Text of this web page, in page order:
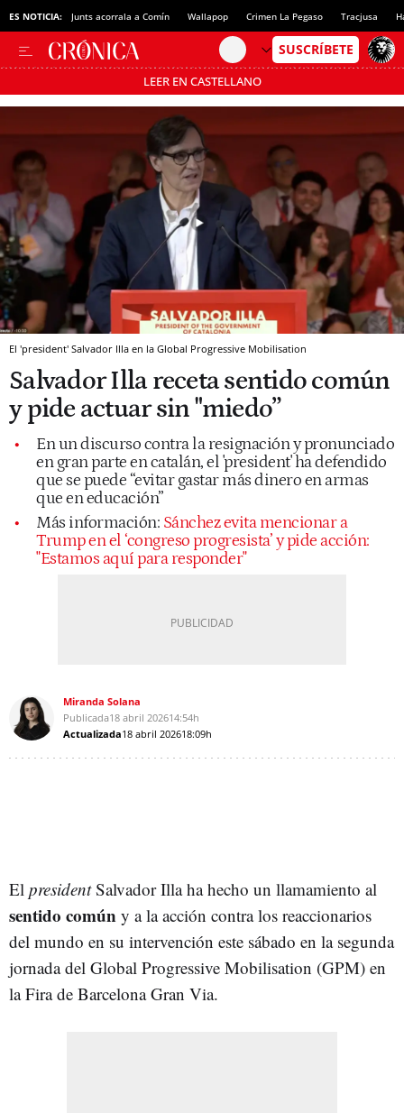
ES NOTICIA: Junts acorrala a Comín Wallapop Crimen La Pegaso Tracjusa
LEER EN CASTELLANO
Pásate al MODO AHORRO
El 'president' Salvador Illa en la Global Progressive Mobilisation
Salvador Illa receta sentido común
y pide actuar sin "miedo”
En un discurso contra la resignación y pronunciado
en gran parte en catalán, el 'president' ha defendido
que se puede “evitar gastar más dinero en armas
que en educación”
Más información: Sánchez evita mencionar a
Trump en el ‘congreso progresista’ y pide acción:
"Estamos aquí para responder"
Miranda Solana
Publicada18 abril 202614:54h
Actualizada18 abril 202618:09h
El presidentSalvador Illa ha hecho un llamamiento al
sentido común y a la acción contra los reaccionarios
del mundo en su intervención este sábado en la segunda
jornada del Global Progressive Mobilisation (GPM) en
la Fira de Barcelona Gran Via.